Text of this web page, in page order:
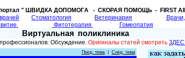
портал " ШВИДКА ДОПОМОГA - СКОРАЯ ПОМОЩЬ - FIRST
Cтоматология Ветеринария
Фитотерапия Гомеопатия
Виртуальная поликлиника
Обсуждение. Оригиналы статей смотреть
Пред. тема След. тема